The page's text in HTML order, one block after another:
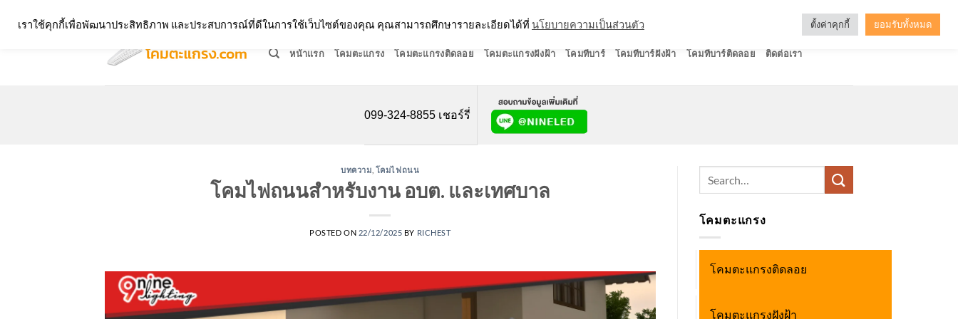
หน้าแรก โคมตะแกรง โคมตะแกรงติดลอย โคมตะแกรงฝังฝ้า โคมทีบาร์ โคมทีบาร์ฝังฝ้า โคมทีบาร์ติดลอย ติดต่อเรา
099-324-8855 เชอร์รี่
บทความ โคมไฟถนน
โคมไฟถนนสำหรับงาน อบต. และเทศบาล
POSTED ON 22/12/2025 BY RICHEST
โคมตะแกรง
โคมตะแกรงติดลอย
โคมตะแกรงฝังฝ้า
เราใช้คุกกี้เพื่อพัฒนาประสิทธิภาพ และประสบการณ์ที่ดีในการใช้เว็บไซต์ของคุณ คุณสามารถศึกษารายละเอียดได้ที่ นโยบายความเป็นส่วนตัว ตั้งค่าคุกกี้ ยอมรับทั้งหมด